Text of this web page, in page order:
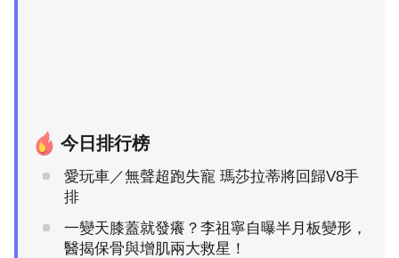
今日排行榜
愛玩車／無聲超跑失寵 瑪莎拉蒂將回歸V8手
排
一變天膝蓋就發癢？李祖寧自曝半月板變形，
醫揭保骨與增肌兩大救星！